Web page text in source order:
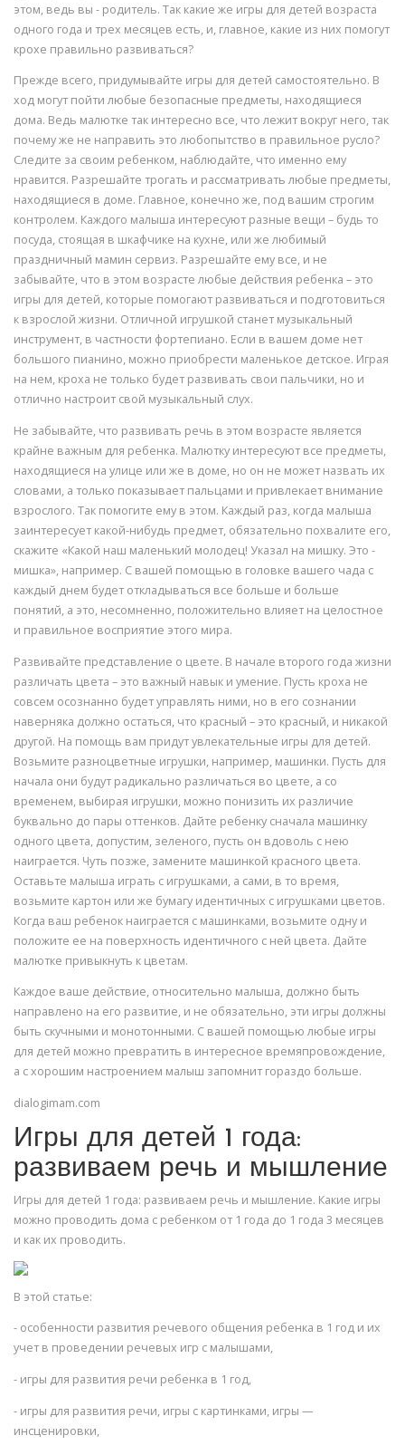
этом, ведь вы - родитель. Так какие же игры для детей возраста
одного года и трех месяцев есть, и, главное, какие из них помогут
крохе правильно развиваться?
Прежде всего, придумывайте игры для детей самостоятельно. В
ход могут пойти любые безопасные предметы, находящиеся
дома. Ведь малютке так интересно все, что лежит вокруг него, так
почему же не направить это любопытство в правильное русло?
Следите за своим ребенком, наблюдайте, что именно ему
нравится. Разрешайте трогать и рассматривать любые предметы,
находящиеся в доме. Главное, конечно же, под вашим строгим
контролем. Каждого малыша интересуют разные вещи – будь то
посуда, стоящая в шкафчике на кухне, или же любимый
праздничный мамин сервиз. Разрешайте ему все, и не
забывайте, что в этом возрасте любые действия ребенка – это
игры для детей, которые помогают развиваться и подготовиться
к взрослой жизни. Отличной игрушкой станет музыкальный
инструмент, в частности фортепиано. Если в вашем доме нет
большого пианино, можно приобрести маленькое детское. Играя
на нем, кроха не только будет развивать свои пальчики, но и
отлично настроит свой музыкальный слух.
Не забывайте, что развивать речь в этом возрасте является
крайне важным для ребенка. Малютку интересуют все предметы,
находящиеся на улице или же в доме, но он не может назвать их
словами, а только показывает пальцами и привлекает внимание
взрослого. Так помогите ему в этом. Каждый раз, когда малыша
заинтересует какой-нибудь предмет, обязательно похвалите его,
скажите «Какой наш маленький молодец! Указал на мишку. Это -
мишка», например. С вашей помощью в головке вашего чада с
каждый днем будет откладываться все больше и больше
понятий, а это, несомненно, положительно влияет на целостное
и правильное восприятие этого мира.
Развивайте представление о цвете. В начале второго года жизни
различать цвета – это важный навык и умение. Пусть кроха не
совсем осознанно будет управлять ними, но в его сознании
наверняка должно остаться, что красный – это красный, и никакой
другой. На помощь вам придут увлекательные игры для детей.
Возьмите разноцветные игрушки, например, машинки. Пусть для
начала они будут радикально различаться во цвете, а со
временем, выбирая игрушки, можно понизить их различие
буквально до пары оттенков. Дайте ребенку сначала машинку
одного цвета, допустим, зеленого, пусть он вдоволь с нею
наиграется. Чуть позже, замените машинкой красного цвета.
Оставьте малыша играть с игрушками, а сами, в то время,
возьмите картон или же бумагу идентичных с игрушками цветов.
Когда ваш ребенок наиграется с машинками, возьмите одну и
положите ее на поверхность идентичного с ней цвета. Дайте
малютке привыкнуть к цветам.
Каждое ваше действие, относительно малыша, должно быть
направлено на его развитие, и не обязательно, эти игры должны
быть скучными и монотонными. С вашей помощью любые игры
для детей можно превратить в интересное времяпровождение,
а с хорошим настроением малыш запомнит гораздо больше.
dialogimam.com
Игры для детей 1 года:
развиваем речь и мышление
Игры для детей 1 года: развиваем речь и мышление. Какие игры
можно проводить дома с ребенком от 1 года до 1 года 3 месяцев
и как их проводить.
В этой статье:
- особенности развития речевого общения ребенка в 1 год и их
учет в проведении речевых игр с малышами,
- игры для развития речи ребенка в 1 год,
- игры для развития речи, игры с картинками, игры —
инсценировки,